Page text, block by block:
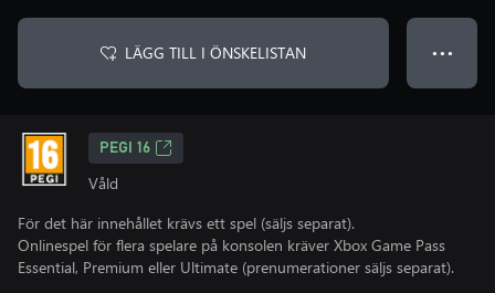
LÄGG TILL I ÖNSKELISTAN ● ● ●
PEGI 16
Våld
För det här innehållet krävs ett spel (säljs separat).
Onlinespel för flera spelare på konsolen kräver Xbox Game Pass
Essential, Premium eller Ultimate (prenumerationer säljs separat).